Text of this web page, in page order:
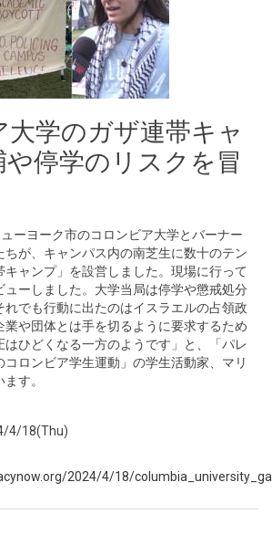
大学のガザ連帯キャ
停学のリスクを冒
ーヨーク市のコロンビア大学とバーナー
ちが、キャンパス内の南芝生に数十のテン
キャンプ」を設営しました。現場に行って
ューしました。大学当局は停学や懲戒処分
れでも行動に出たのはイスラエルの占領政
や団体とは手を切るように要求するため
はひどくなる一方のようです」と、「パレ
コロンビア学生運動」の学生活動家、マリ
す。
4/18(Thu)
2024/4/18/